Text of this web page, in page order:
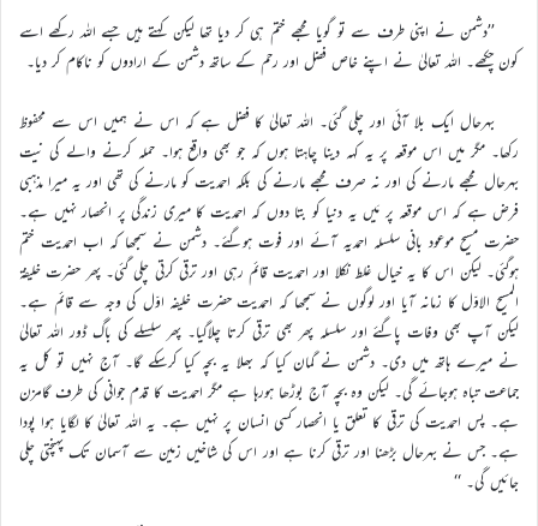
’’دشمن نے اپنی طرف سے تو گویا مجھے ختم ہی کر دیا تھا لیکن کہتے ہیں جسے اللہ رکھے اسے
کون چکھے۔ اللہ تعالیٰ نے اپنے خاص فضل اور رحم کے ساتھ دشمن کے ارادوں کو ناکام کر دیا۔
بہرحال ایک بلا آئی اور چلی گئی۔ اللہ تعالیٰ کا فضل ہے کہ اس نے ہمیں اس سے محفوظ
رکھا۔ مگر میں اس موقعہ پر یہ کہہ دینا چاہتا ہوں کہ جو بھی واقع ہوا۔ حملہ کرنے والے کی نیت
بہرحال مجھے مارنے کی اور نہ صرف مجھے مارنے کی بلکہ احمدیت کو مارنے کی تھی اور یہ میرا مذہبی
فرض ہے کہ اس موقعہ پر مَیں یہ دنیا کو بتا دوں کہ احمدیت کا میری زندگی پر انحصار نہیں ہے۔
حضرت مسیح موعود بانی سلسلہ احمدیہ آئے اور فوت ہوگئے۔ دشمن نے سمجھا کہ اب احمدیت ختم
ہوگئی۔ لیکن اس کا یہ خیال غلط نکلا اور احمدیت قائم رہی اور ترقی کرتی چلی گئی۔ پھر حضرت خلیفۃ
المسیح الاوّل کا زمانہ آیا اور لوگوں نے سمجھا کہ احمدیت حضرت خلیفہ اوّل کی وجہ سے قائم ہے۔
لیکن آپ بھی وفات پاگئے اور سلسلہ پھر بھی ترقی کرتا چلاگیا۔ پھر سلسلے کی باگ ڈور اللہ تعالیٰ
نے میرے ہاتھ میں دی۔ دشمن نے گمان کیا کہ بھلا یہ بچہ کیا کرسکے گا۔ آج نہیں تو کل یہ
جماعت تباہ ہوجائے گی۔ لیکن وہ بچہ آج بوڑھا ہورہا ہے مگر احمدیت کا قدم جوانی کی طرف گامزن
ہے۔ پس احمدیت کی ترقی کا تعلق یا انحصار کسی انسان پر نہیں ہے۔ یہ اللہ تعالیٰ کا لگایا ہوا پودا
ہے۔ جس نے بہرحال بڑھنا اور ترقی کرنا ہے اور اس کی شاخیں زمین سے آسمان تک پہنچتی چلی
جائیں گی۔ ‘‘